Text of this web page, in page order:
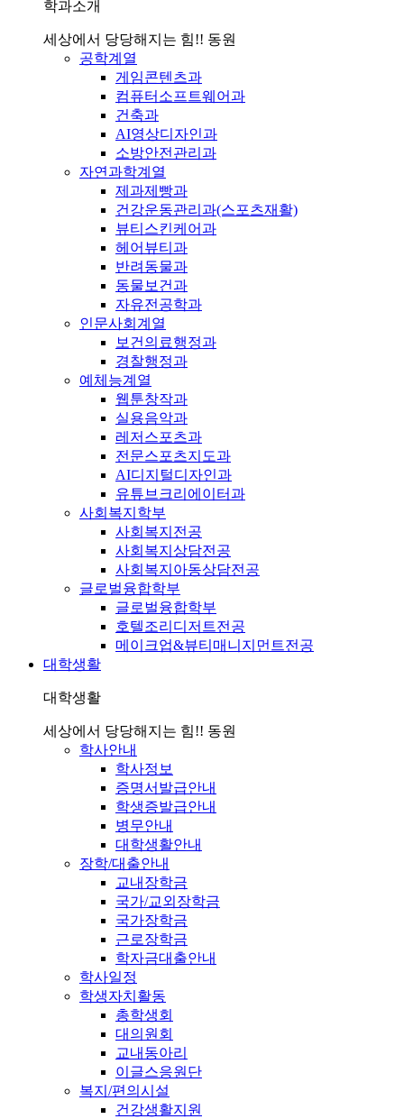
학과소개
세상에서 당당해지는 힘!! 동원
공학계열
게임콘텐츠과
컴퓨터소프트웨어과
건축과
AI영상디자인과
소방안전관리과
자연과학계열
제과제빵과
건강운동관리과(스포츠재활)
뷰티스킨케어과
헤어뷰티과
반려동물과
동물보건과
자유전공학과
인문사회계열
보건의료행정과
경찰행정과
예체능계열
웹툰창작과
실용음악과
레저스포츠과
전문스포츠지도과
AI디지털디자인과
유튜브크리에이터과
사회복지학부
사회복지전공
사회복지상담전공
사회복지아동상담전공
글로벌융합학부
글로벌융합학부
호텔조리디저트전공
메이크업&뷰티매니지먼트전공
대학생활
대학생활
세상에서 당당해지는 힘!! 동원
학사안내
학사정보
증명서발급안내
학생증발급안내
병무안내
대학생활안내
장학/대출안내
교내장학금
국가/교외장학금
국가장학금
근로장학금
학자금대출안내
학사일정
학생자치활동
총학생회
대의원회
교내동아리
이글스응원단
복지/편의시설
건강생활지원